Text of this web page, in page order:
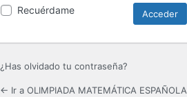
Recuérdame
¿Has olvidado tu contraseña?
← Ir a OLIMPIADA MATEMÁTICA ESPAÑOLA